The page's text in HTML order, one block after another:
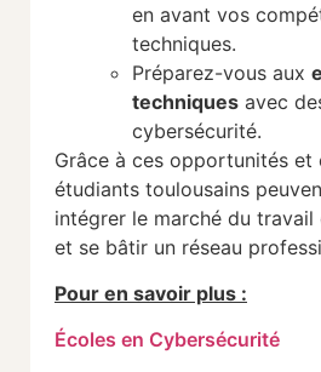
en avant vos
techniques.
Préparez-vous aux
techniques avec
cybersécurité.
Grâce à ces opportunités et
étudiants toulousains
intégrer le marché du
et se bâtir un réseau
Pour en savoir plus :
Écoles en Cybersécurité